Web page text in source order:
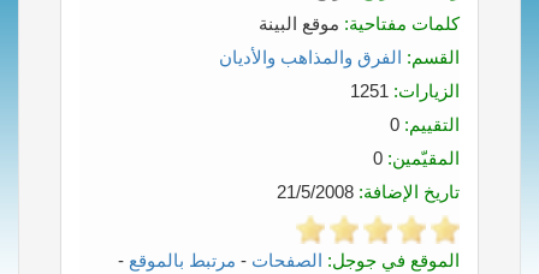
كلمات مفتاحية: موقع البينة
القسم: الفرق والمذاهب والأديان
الزيارات:
التقييم:
المقيّمين:
تاريخ الإضافة:
الموقع في جوجل: الصفحات - مرتبط بالموقع -